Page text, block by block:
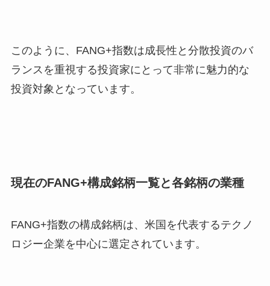
このように、FANG+指数は成長性と分散投資のバ
ランスを重視する投資家にとって非常に魅力的な
投資対象となっています。
現在のFANG+構成銘柄一覧と各銘柄の業種
FANG+指数の構成銘柄は、米国を代表するテクノ
ロジー企業を中心に選定されています。